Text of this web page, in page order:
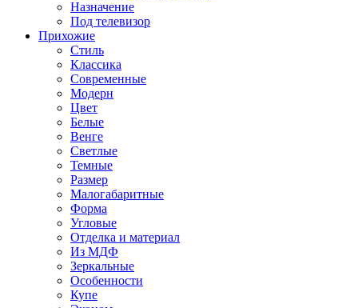
Назначение
Под телевизор
Прихожие
Стиль
Классика
Современные
Модерн
Цвет
Белые
Венге
Светлые
Темные
Размер
Малогабаритные
Форма
Угловые
Отделка и материал
Из МДФ
Зеркальные
Особенности
Купе